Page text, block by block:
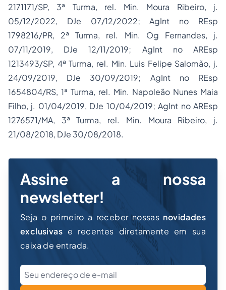
2171171/SP, 3ª Turma, rel. Min. Moura Ribeiro, j.
05/12/2022, DJe 07/12/2022; AgInt no REsp
1798216/PR, 2ª Turma, rel. Min. Og Fernandes, j.
07/11/2019, DJe 12/11/2019; AgInt no AREsp
1213493/SP, 4ª Turma, rel. Min. Luis Felipe Salomão, j.
24/09/2019, DJe 30/09/2019; AgInt no REsp
1654804/RS, 1ª Turma, rel. Min. Napoleão Nunes Maia
Filho, j. 01/04/2019, DJe 10/04/2019; AgInt no AREsp
1276571/MA, 3ª Turma, rel. Min. Moura Ribeiro, j.
21/08/2018, DJe 30/08/2018.
Assine a nossa
newsletter!
Seja o primeiro a receber nossas novidades
exclusivas e recentes diretamente em sua
caixa de entrada.